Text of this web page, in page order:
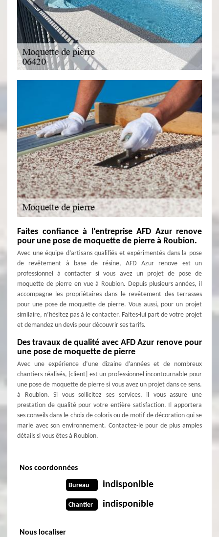
Faites confiance à l’entreprise AFD Azur renove
pour une pose de moquette de pierre à Roubion.
Avec une équipe d’artisans qualifiés et expérimentés dans la pose
de revêtement à base de résine, AFD Azur renove est un
professionnel à contacter si vous avez un projet de pose de
moquette de pierre en vue à Roubion. Depuis plusieurs années, il
accompagne les propriétaires dans le revêtement des terrasses
pour une pose de moquette de pierre. Vous aussi, pour un projet
similaire, n’hésitez pas à le contacter. Faites-lui part de votre projet
et demandez un devis pour découvrir ses tarifs.
Des travaux de qualité avec AFD Azur renove pour
une pose de moquette de pierre
Avec une expérience d’une dizaine d’années et de nombreux
chantiers réalisés, {client] est un professionnel incontournable pour
une pose de moquette de pierre si vous avez un projet dans ce sens.
à Roubion. Si vous sollicitez ses services, il vous assure une
prestation de qualité pour votre entière satisfaction. Il apportera
ses conseils dans le choix de coloris ou de motif de décoration qui se
marie avec son environnement. Contactez-le pour de plus amples
détails si vous êtes à Roubion.
Nos coordonnées
Bureau indisponible
Chantier indisponible
Nous localiser